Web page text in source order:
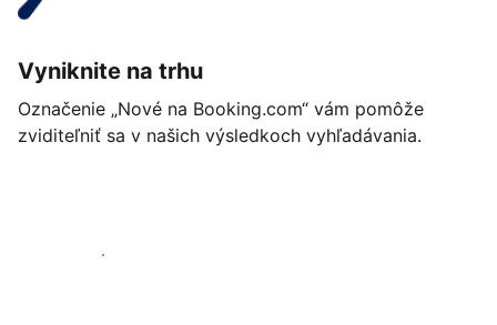
Vyniknite na trhu
Označenie „Nové na Booking.com“ vám pomôže
zviditeľniť sa v našich výsledkoch vyhľadávania.
Začať ešte dnes